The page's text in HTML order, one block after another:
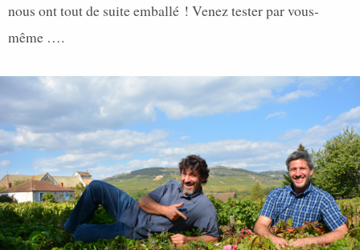
nous ont tout de suite emballé ! Venez tester par vous-
même ….